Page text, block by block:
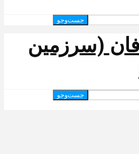
جست‌وجو
جست‌وجو